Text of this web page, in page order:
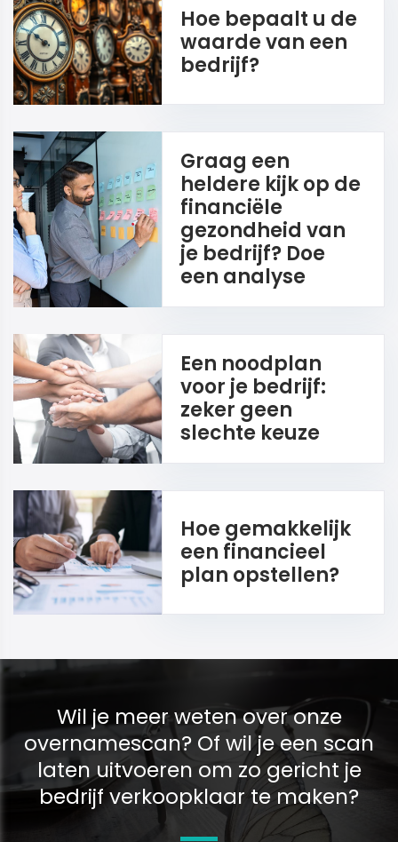
Hoe bepaalt u de
waarde van een
bedrijf?
Graag een
heldere kijk op de
financiële
gezondheid van
je bedrijf? Doe
een analyse
Een noodplan
voor je bedrijf:
zeker geen
slechte keuze
Hoe gemakkelijk
een financieel
plan opstellen?
Wil je meer weten over onze
overnamescan? Of wil je een scan
laten uitvoeren om zo gericht je
bedrijf verkoopklaar te maken?